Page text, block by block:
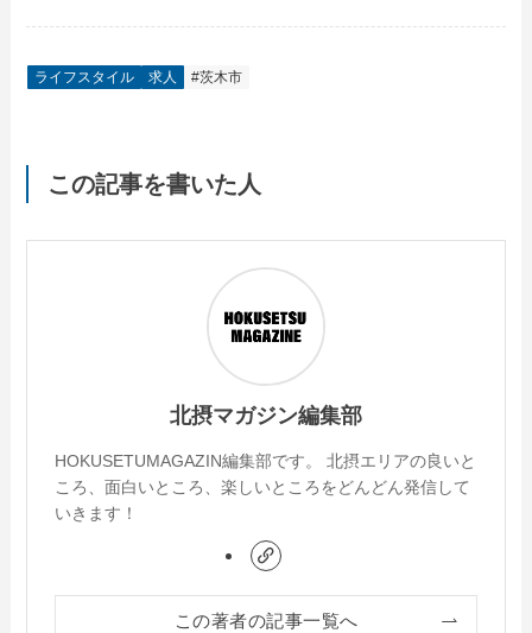
ライフスタイル 求人 #茨木市
この記事を書いた人
北摂マガジン編集部
HOKUSETUMAGAZIN編集部です。 北摂エリアの良いと
ころ、面白いところ、楽しいところをどんどん発信して
いきます！
この著者の記事一覧へ